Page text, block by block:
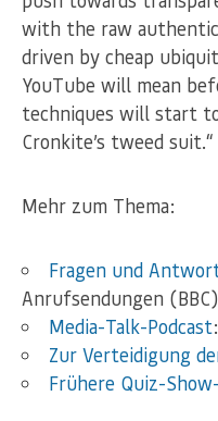
with the raw
driven by cheap
YouTube will mean
techniques will start
Cronkite’s tweed suit.“
Mehr zum Thema:
Fragen und
Anrufsendungen (BBC)
Media-Talk-Podcast
Zur Verteidigung
Frühere Quiz-